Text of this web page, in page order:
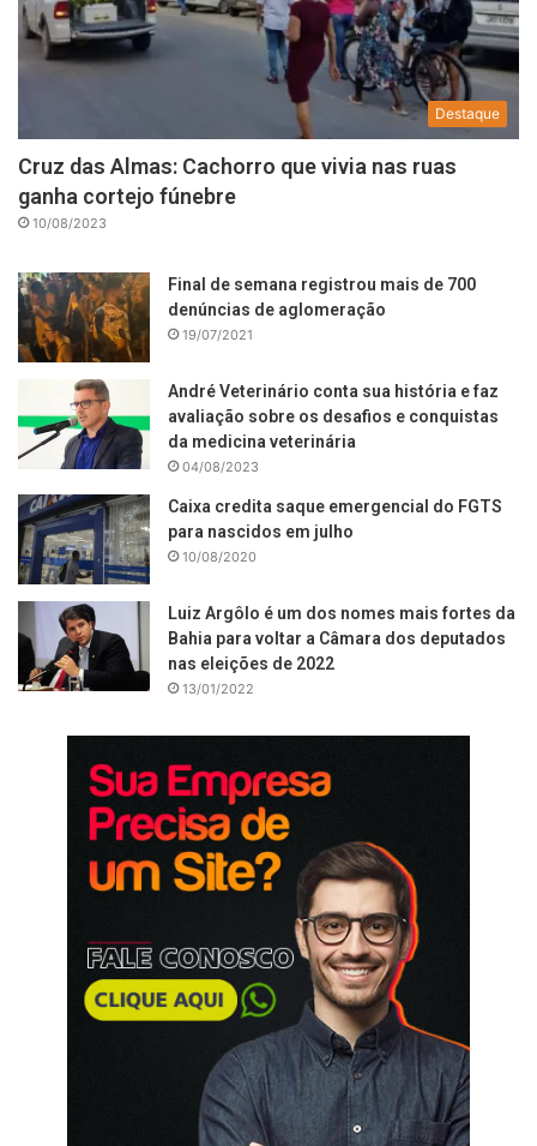
Destaque
Cruz das Almas: Cachorro que vivia nas ruas
ganha cortejo fúnebre
10/08/2023
Final de semana registrou mais de 700
denúncias de aglomeração
19/07/2021
André Veterinário conta sua história e faz
avaliação sobre os desafios e conquistas
da medicina veterinária
04/08/2023
Caixa credita saque emergencial do FGTS
para nascidos em julho
10/08/2020
Luiz Argôlo é um dos nomes mais fortes da
Bahia para voltar a Câmara dos deputados
nas eleições de 2022
13/01/2022